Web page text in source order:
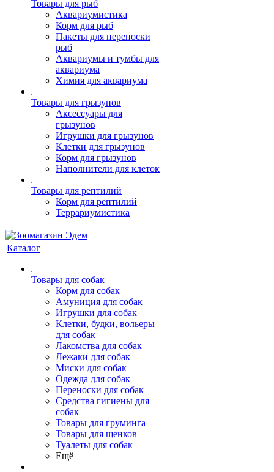
Товары для рыб
Аквариумистика
Корм для рыб
Пакеты для переноски
рыб
Аквариумы и тумбы для
аквариума
Химия для аквариума
Товары для грызунов
Аксессуары для
грызунов
Игрушки для грызунов
Клетки для грызунов
Корм для грызунов
Наполнители для клеток
Товары для рептилий
Корм для рептилий
Террариумистика
Каталог
Товары для собак
Корм для собак
Амуниция для собак
Игрушки для собак
Клетки, будки, вольеры
для собак
Лакомства для собак
Лежаки для собак
Миски для собак
Одежда для собак
Переноски для собак
Средства гигиены для
собак
Товары для груминга
Товары для щенков
Туалеты для собак
Ещё